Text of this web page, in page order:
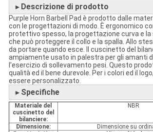
► Descrizione di prodotto
Purple Horn Barbell Pad è prodotto dalle
con le progettazioni di modo. È ergonomico
protettivo spesso, la progettazione curva e la
che può proteggere il collo e la spalla. Allo
da portare quando esce. Il cuscinetto del
ampiamente usato in palestra per gli amanti
l'esercizio di sollevamento pesi. Questo
qualità ed il bene durevole. Per i colori ed il
essere personalizzato.
► Specifiche
Materiale del
cuscinetto del
bilanciere:
NBR
Dimensione:
Dimensione su